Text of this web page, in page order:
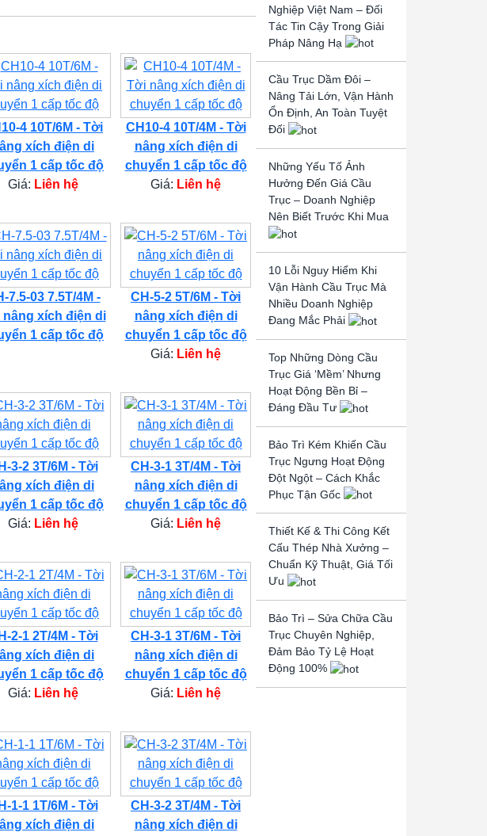
4 10T/6M - Tời
xích điện di
1 cấp tốc độ
Giá: Liên hệ
CH10-4 10T/4M - Tời
nâng xích điện di
chuyển 1 cấp tốc độ
Giá: Liên hệ
7.5-03 7.5T/4M -
nâng xích điện di
1 cấp tốc độ
CH-5-2 5T/6M - Tời
nâng xích điện di
chuyển 1 cấp tốc độ
Giá: Liên hệ
3-2 3T/6M - Tời
xích điện di
1 cấp tốc độ
Giá: Liên hệ
CH-3-1 3T/4M - Tời
nâng xích điện di
chuyển 1 cấp tốc độ
Giá: Liên hệ
2-1 2T/4M - Tời
xích điện di
1 cấp tốc độ
Giá: Liên hệ
CH-3-1 3T/6M - Tời
nâng xích điện di
chuyển 1 cấp tốc độ
Giá: Liên hệ
1-1 1T/6M - Tời
xích điện di
CH-3-2 3T/4M - Tời
nâng xích điện di
Nghiệp Việt Nam – Đối
Tác Tin Cậy Trong Giải
Pháp Nâng Hạ
Cầu Trục Dầm Đôi –
Nâng Tải Lớn, Vận Hành
Ổn Định, An Toàn Tuyệt
Đối
Những Yếu Tố Ảnh
Hưởng Đến Giá Cầu
Trục – Doanh Nghiệp
Nên Biết Trước Khi Mua
10 Lỗi Nguy Hiểm Khi
Vận Hành Cầu Trục Mà
Nhiều Doanh Nghiệp
Đang Mắc Phải
Top Những Dòng Cầu
Trục Giá ‘Mềm’ Nhưng
Hoạt Động Bền Bỉ –
Đáng Đầu Tư
Bảo Trì Kém Khiến Cầu
Trục Ngưng Hoạt Động
Đột Ngột – Cách Khắc
Phục Tận Gốc
Thiết Kế & Thi Công Kết
Cấu Thép Nhà Xưởng –
Chuẩn Kỹ Thuật, Giá Tối
Ưu
Bảo Trì – Sửa Chữa Cầu
Trục Chuyên Nghiệp,
Đảm Bảo Tỷ Lệ Hoạt
Động 100%